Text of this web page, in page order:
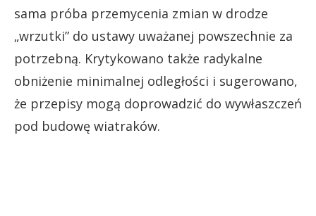
sama próba przemycenia zmian w drodze
„wrzutki” do ustawy uważanej powszechnie za
potrzebną. Krytykowano także radykalne
obniżenie minimalnej odległości i sugerowano,
że przepisy mogą doprowadzić do wywłaszczeń
pod budowę wiatraków.